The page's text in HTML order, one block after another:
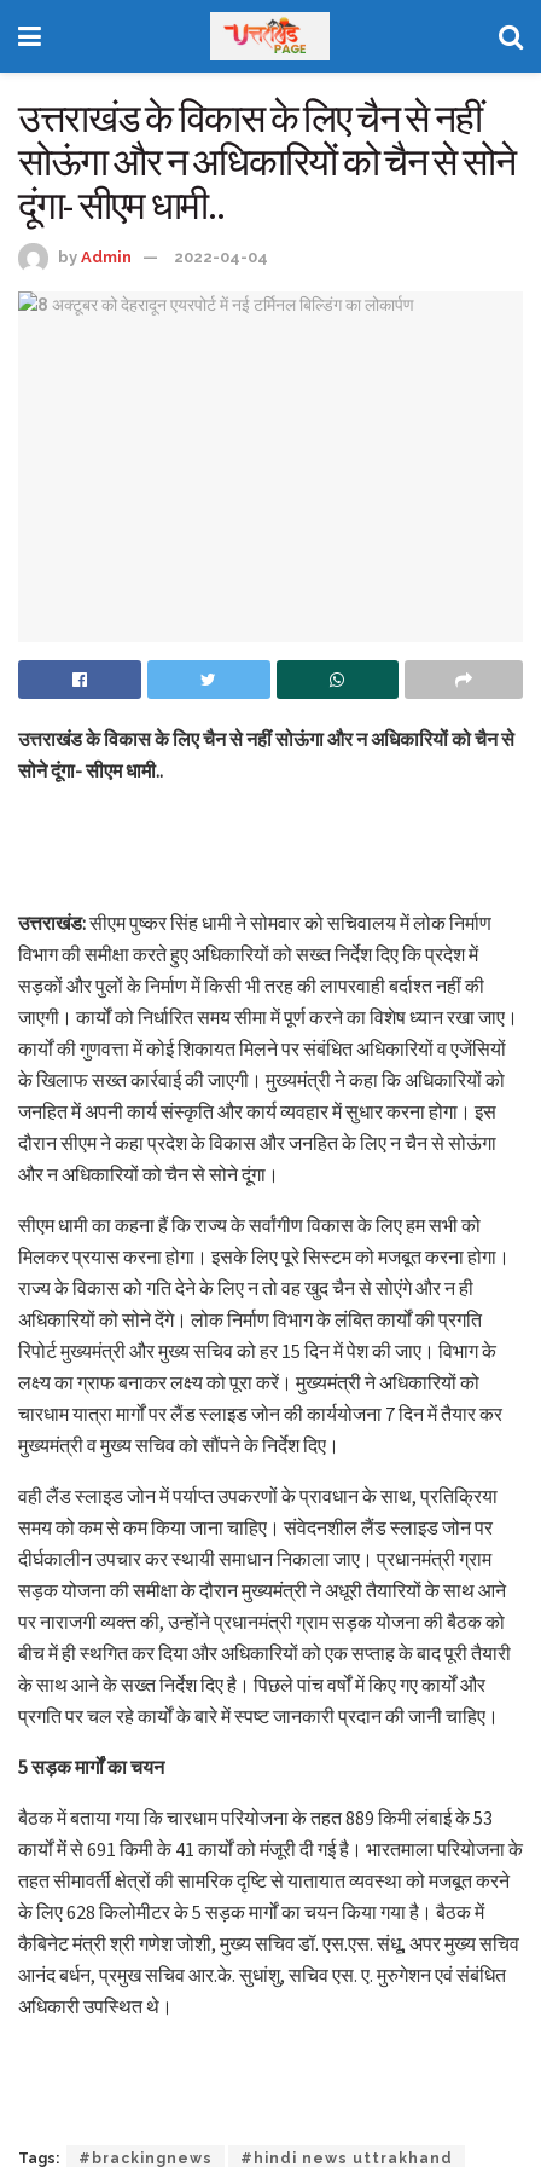
उत्तराखंड के विकास के लिए चैन से नहीं
सोऊंगा और न अधिकारियों को चैन से सोने
दूंगा- सीएम धामी..
by Admin 2022-04-04
उत्तराखंड के विकास के लिए चैन से नहीं सोऊंगा और न अधिकारियों को चैन से
सोने दूंगा- सीएम धामी..
उत्तराखंड:सीएम पुष्कर सिंह धामी ने सोमवार को सचिवालय में लोक निर्माण
विभाग की समीक्षा करते हुए अधिकारियों को सख्त निर्देश दिए कि प्रदेश में
सड़कों और पुलों के निर्माण में किसी भी तरह की लापरवाही बर्दाश्त नहीं की
जाएगी। कार्यों को निर्धारित समय सीमा में पूर्ण करने का विशेष ध्यान रखा जाए।
कार्यों की गुणवत्ता में कोई शिकायत मिलने पर संबंधित अधिकारियों व एजेंसियों
के खिलाफ सख्त कार्रवाई की जाएगी। मुख्यमंत्री ने कहा कि अधिकारियों को
जनहित में अपनी कार्य संस्कृति और कार्य व्यवहार में सुधार करना होगा। इस
दौरान सीएम ने कहा प्रदेश के विकास और जनहित के लिए न चैन से सोऊंगा
और न अधिकारियों को चैन से सोने दूंगा।
सीएम धामी का कहना हैं कि राज्य के सर्वांगीण विकास के लिए हम सभी को
मिलकर प्रयास करना होगा। इसके लिए पूरे सिस्टम को मजबूत करना होगा।
राज्य के विकास को गति देने के लिए न तो वह खुद चैन से सोएंगे और न ही
अधिकारियों को सोने देंगे। लोक निर्माण विभाग के लंबित कार्यों की प्रगति
रिपोर्ट मुख्यमंत्री और मुख्य सचिव को हर 15 दिन में पेश की जाए। विभाग के
लक्ष्य का ग्राफ बनाकर लक्ष्य को पूरा करें। मुख्यमंत्री ने अधिकारियों को
चारधाम यात्रा मार्गों पर लैंड स्लाइड जोन की कार्ययोजना 7 दिन में तैयार कर
मुख्यमंत्री व मुख्य सचिव को सौंपने के निर्देश दिए।
वही लैंड स्लाइड जोन में पर्याप्त उपकरणों के प्रावधान के साथ, प्रतिक्रिया
समय को कम से कम किया जाना चाहिए। संवेदनशील लैंड स्लाइड जोन पर
दीर्घकालीन उपचार कर स्थायी समाधान निकाला जाए। प्रधानमंत्री ग्राम
सड़क योजना की समीक्षा के दौरान मुख्यमंत्री ने अधूरी तैयारियों के साथ आने
पर नाराजगी व्यक्त की, उन्होंने प्रधानमंत्री ग्राम सड़क योजना की बैठक को
बीच में ही स्थगित कर दिया और अधिकारियों को एक सप्ताह के बाद पूरी तैयारी
के साथ आने के सख्त निर्देश दिए है। पिछले पांच वर्षों में किए गए कार्यों और
प्रगति पर चल रहे कार्यों के बारे में स्पष्ट जानकारी प्रदान की जानी चाहिए।
5 सड़क मार्गों का चयन
बैठक में बताया गया कि चारधाम परियोजना के तहत 889 किमी लंबाई के 53
कार्यों में से 691 किमी के 41 कार्यों को मंजूरी दी गई है। भारतमाला परियोजना के
तहत सीमावर्ती क्षेत्रों की सामरिक दृष्टि से यातायात व्यवस्था को मजबूत करने
के लिए 628 किलोमीटर के 5 सड़क मार्गों का चयन किया गया है। बैठक में
कैबिनेट मंत्री श्री गणेश जोशी, मुख्य सचिव डॉ. एस.एस. संधू, अपर मुख्य सचिव
आनंद बर्धन, प्रमुख सचिव आर.के. सुधांशु, सचिव एस. ए. मुरुगेशन एवं संबंधित
अधिकारी उपस्थित थे।
Tags: #brackingnews #hindi news uttrakhand